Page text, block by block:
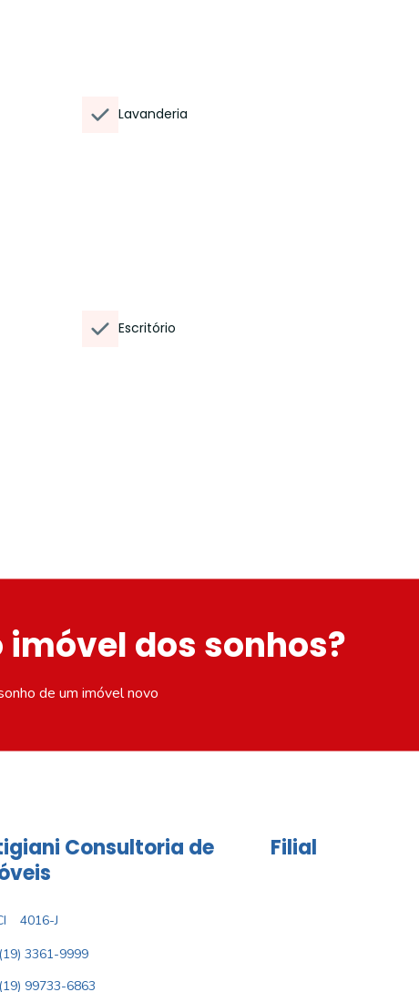
Lavanderia
Escritório
imóvel dos sonhos?
de um imóvel novo
Consultoria de
4016-J
(19) 3361-9999
(19) 99733-6863
Filial